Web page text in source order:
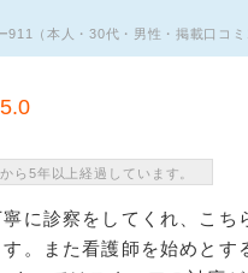
911（本人・30代・男性・掲載口コミ
5.0
ら5年以上経過しています。
に診察をしてくれ、こ
。また看護師を始めとす